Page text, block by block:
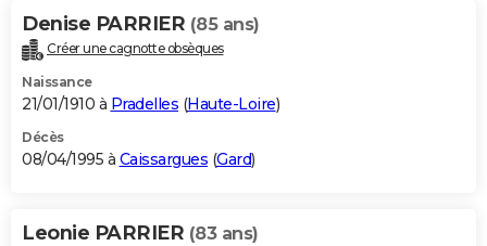
Denise PARRIER (85 ans)
Créer une cagnotte obsèques
Naissance
21/01/1910 à Pradelles (Haute-Loire)
Décès
08/04/1995 à Caissargues (Gard)
Leonie PARRIER (83 ans)